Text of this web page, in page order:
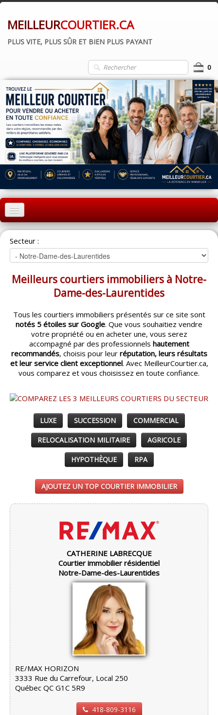
MEILLEURCOURTIER.CA
PLUS VITE, PLUS SÛR ET BIEN PLUS PAYANT
0
ACCUEIL
MONTRÉAL
QUÉBEC
LAVAL
CATÉGORIES▼
ACHETEUR / VENDEUR▼
ENTREPRENEURS▼
ESPACE COURTIER ▼
Secteur :
Meilleurs courtiers immobiliers à Notre-
Dame-des-Laurentides
Tous les courtiers immobiliers présentés sur ce site sont
notés 5 étoiles sur Google. Que vous souhaitiez vendre
votre propriété ou en acheter une, vous serez
accompagné par des professionnels hautement
recommandés, choisis pour leur réputation, leurs résultats
et leur service client exceptionnel. Avec MeilleurCourtier.ca,
vous comparez et vous choisissez en toute confiance.
LUXE SUCCESSION COMMERCIAL
RELOCALISATION MILITAIRE AGRICOLE
HYPOTHÈQUE RPA
AJOUTEZ UN TOP COURTIER IMMOBILIER
CATHERINE LABRECQUE
Courtier immobilier résidentiel
Notre-Dame-des-Laurentides
RE/MAX HORIZON
3333 Rue du Carrefour, Local 250
Québec QC G1C 5R9
418-809-3116